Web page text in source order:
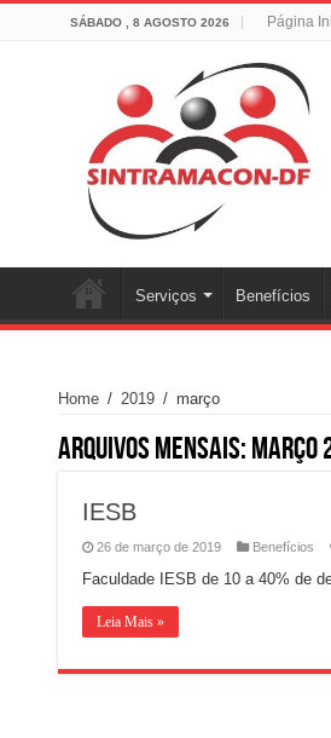
SÁBADO , 8 AGOSTO 2026 Página
Serviços Benefícios
Home / 2019 / março
Arquivos Mensais:março
IESB
26 de março de 2019 Benefícios
Faculdade IESB de 10 a 40% de
Leia Mais »